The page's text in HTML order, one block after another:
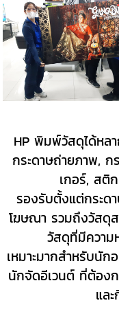
HP พิมพ์วัสดุได้หล
กระดาษถ่ายภาพ, ก
เกอร์, สติ
รองรับตั้งแต่กระด
โฆษณา รวมถึงวัสดุ
วัสดุที่มีควา
เหมาะมากสำหรับนั
นักจัดอีเวนต์ ที่ต้อง
แล